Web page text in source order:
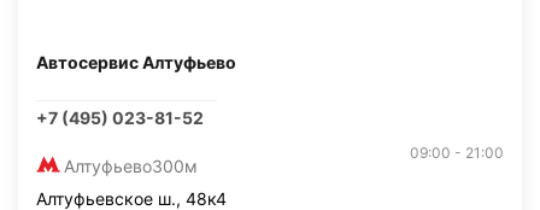
Автосервис Алтуфьево
+7 (495) 023-81-52
Алтуфьево300м
09:00 - 21:00
Алтуфьевское ш., 48к4